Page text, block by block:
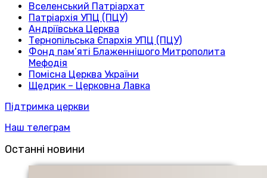
Вселенський Патріархат
Патріархія УПЦ (ПЦУ)
Андріївська Церква
Тернопільська Єпархія УПЦ (ПЦУ)
Фонд пам’яті Блаженнішого Митрополита
Мефодія
Помісна Церква України
Щедрик – Церковна Лавка
Підтримка церкви
Наш телеграм
Останні новини